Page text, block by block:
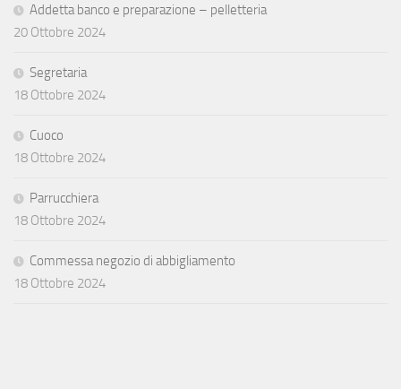
Addetta banco e preparazione – pelletteria
20 Ottobre 2024
Segretaria
18 Ottobre 2024
Cuoco
18 Ottobre 2024
Parrucchiera
18 Ottobre 2024
Commessa negozio di abbigliamento
18 Ottobre 2024